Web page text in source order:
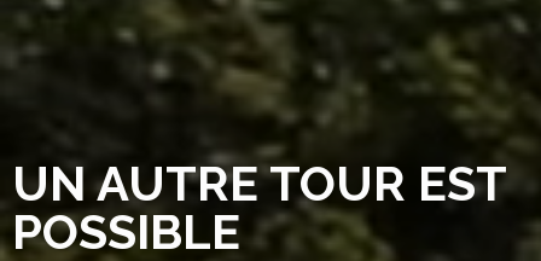
UN AUTRE TOUR EST
POSSIBLE